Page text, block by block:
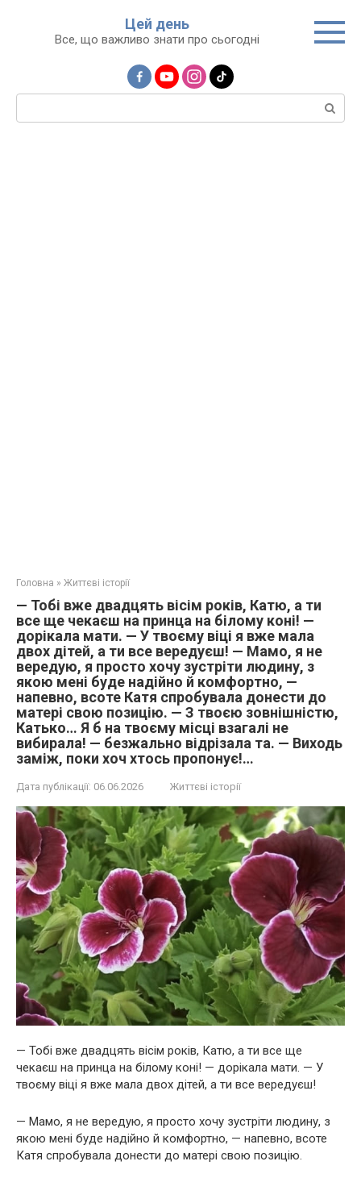
Цей день
Все, що важливо знати про сьогодні
Пошук:
Головна » Життєві історії
— Тобі вже двадцять вісім років, Катю, а ти
все ще чекаєш на принца на білому коні! —
дорікала мати. — У твоєму віці я вже мала
двох дітей, а ти все вередуєш! — Мамо, я не
вередую, я просто хочу зустріти людину, з
якою мені буде надійно й комфортно, —
напевно, всоте Катя спробувала донести до
матері свою позицію. — З твоєю зовнішністю,
Катько… Я б на твоєму місці взагалі не
вибирала! — безжально відрізала та. — Виходь
заміж, поки хоч хтось пропонує!…
Дата публікації: 06.06.2026 Життєві історії
— Тобі вже двадцять вісім років, Катю, а ти все ще
чекаєш на принца на білому коні! — дорікала мати. — У
твоєму віці я вже мала двох дітей, а ти все вередуєш!
— Мамо, я не вередую, я просто хочу зустріти людину, з
якою мені буде надійно й комфортно, — напевно, всоте
Катя спробувала донести до матері свою позицію.